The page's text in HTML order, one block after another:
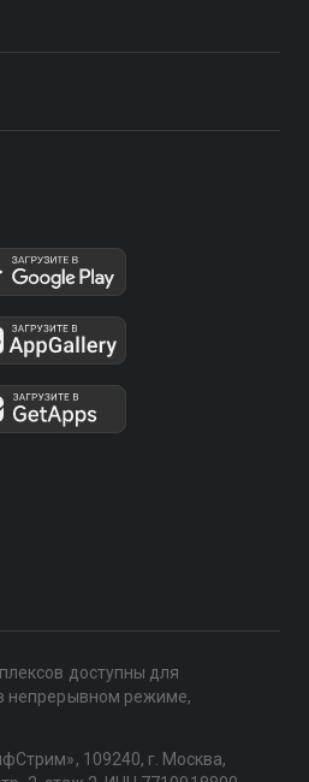
доступны для
непрерывном режиме,
109240, г. Москва,